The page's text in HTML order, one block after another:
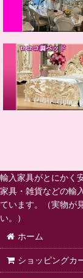
輸入家具がとにかく
家具・雑貨などの輸
ています。（実物が
い。）
ホーム
ショッピングカ